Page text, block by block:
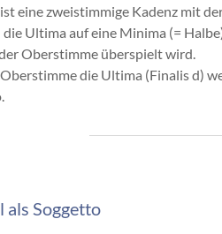
eine zweistimmige Kadenz mit
Ultima auf eine Minima (=
Oberstimme überspielt wird.
die Ultima (Finalis d)
als Soggetto